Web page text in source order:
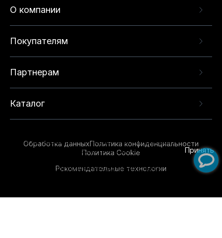
О компании
Покупателям
Партнерам
Каталог
Обработка данныхПолитика конфиденциальности
Политика Cookie
Рекомендательные технологии
опыта на нашем сайте. Продолжая использовать
данный сайт, вы соглашаетесь с использованием
технологий. Для получения дополнительной
Принять